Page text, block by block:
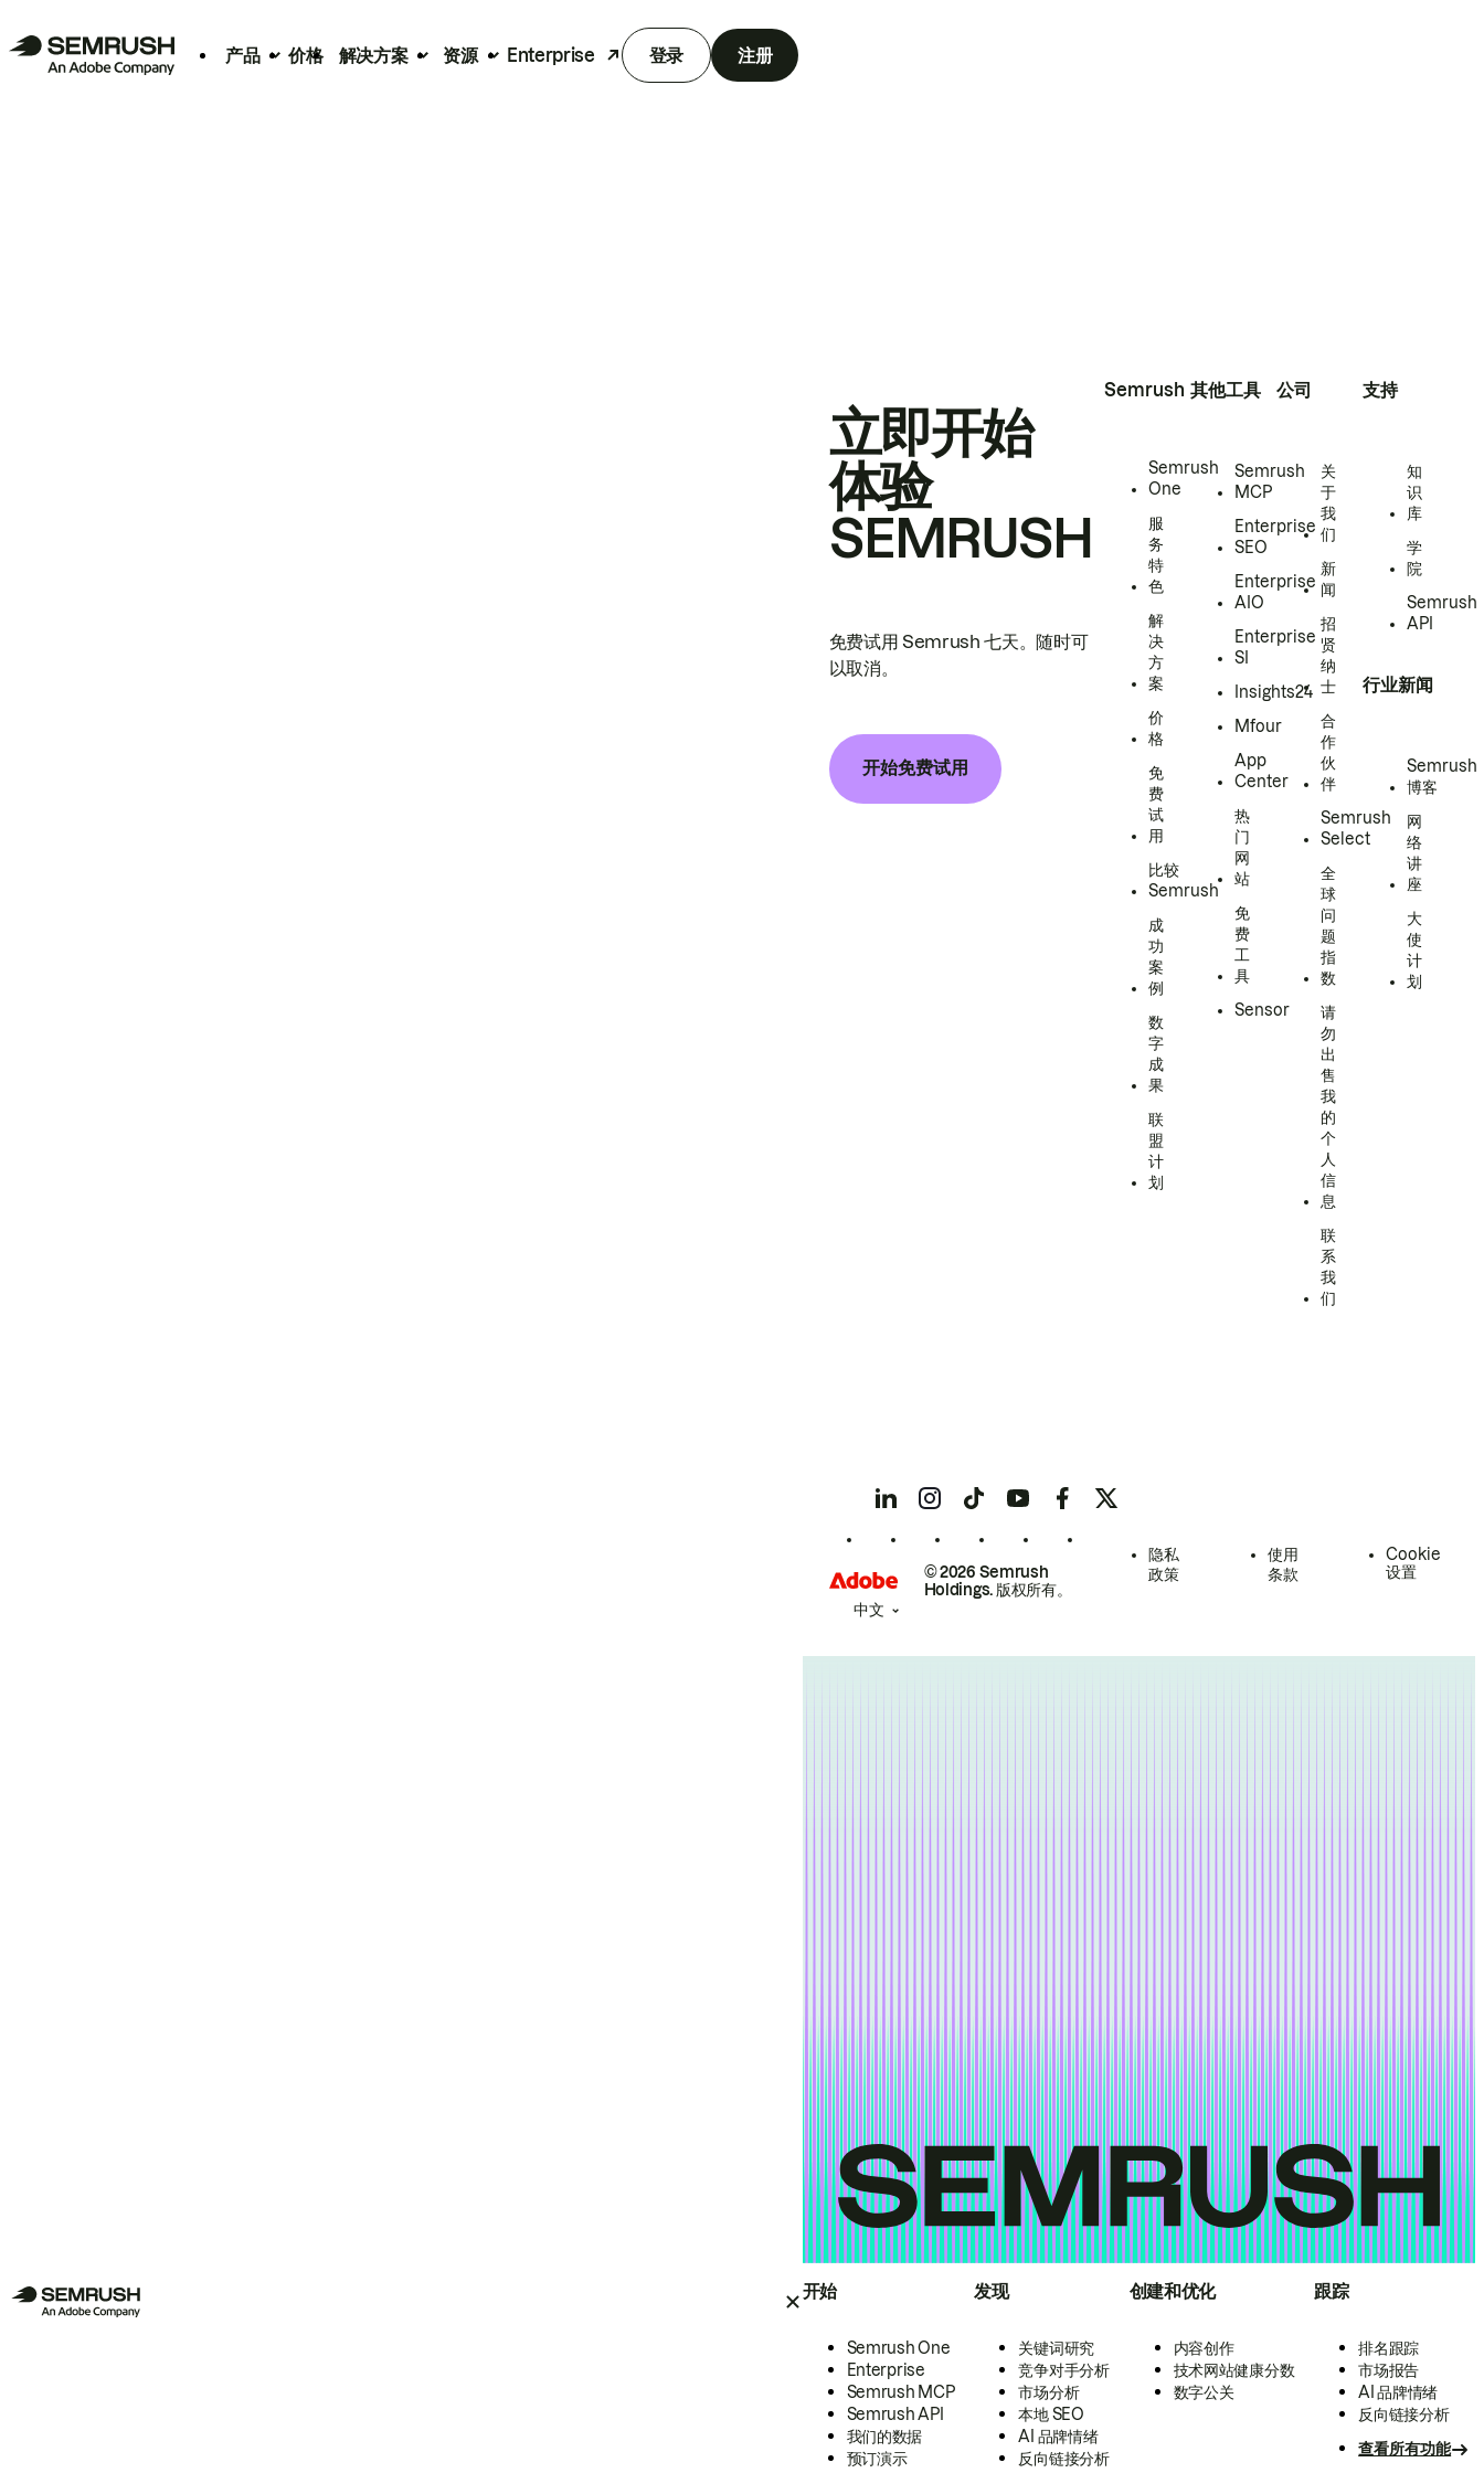
产品 价格 解决方案 资源 Enterprise 登录 注册
开始
Semrush One
Enterprise
Semrush MCP
Semrush API
我们的数据
预订演示
发现
关键词研究
竞争对手分析
市场分析
本地 SEO
AI 品牌情绪
反向链接分析
创建和优化
内容创作
技术网站健康分数
数字公关
跟踪
排名跟踪
市场报告
AI 品牌情绪
反向链接分析
查看所有功能
立即开始
体验
SEMRUSH
免费试用 Semrush 七天。随时可
以取消。
开始免费试用
Semrush
Semrush
One
服
务
特
色
解
决
方
案
价
格
免
费
试
用
比较
Semrush
成
功
案
例
数
字
成
果
联
盟
计
划
其他工具
Semrush
MCP
Enterprise
SEO
Enterprise
AIO
Enterprise
SI
Insights24
Mfour
App
Center
热
门
网
站
免
费
工
具
Sensor
公司
关
于
我
们
新
闻
招
贤
纳
士
合
作
伙
伴
Semrush
Select
全
球
问
题
指
数
请
勿
出
售
我
的
个
人
信
息
联
系
我
们
支持
知
识
库
学
院
Semrush
API
行业新闻
Semrush
博客
网
络
讲
座
大
使
计
划
© 2026 Semrush
Holdings. 版权所有。
隐私
政策
使用
条款
Cookie
设置
中文